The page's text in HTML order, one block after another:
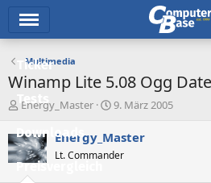
Ticker
Tests
Downloads
Preisvergleich
Multimedia
Winamp Lite 5.08 Ogg
E
s
t
e
Energy_Master
E
s
t
e
9. März 2005
Energy_Master
Lt. Commander